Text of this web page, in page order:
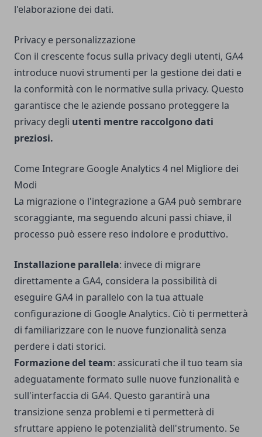
l'elaborazione dei dati.
Privacy e personalizzazione
Con il crescente focus sulla privacy degli utenti, GA4
introduce nuovi strumenti per la gestione dei dati e
la conformità con le normative sulla privacy. Questo
garantisce che le aziende possano proteggere la
privacy degli utenti mentre raccolgono dati
preziosi.
Come Integrare Google Analytics 4 nel Migliore dei
Modi
La migrazione o l'integrazione a GA4 può sembrare
scoraggiante, ma seguendo alcuni passi chiave, il
processo può essere reso indolore e produttivo.
Installazione parallela: invece di migrare
direttamente a GA4, considera la possibilità di
eseguire GA4 in parallelo con la tua attuale
configurazione di Google Analytics. Ciò ti permetterà
di familiarizzare con le nuove funzionalità senza
perdere i dati storici.
Formazione del team: assicurati che il tuo team sia
adeguatamente formato sulle nuove funzionalità e
sull'interfaccia di GA4. Questo garantirà una
transizione senza problemi e ti permetterà di
sfruttare appieno le potenzialità dell'strumento. Se